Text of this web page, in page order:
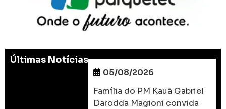
Últimas Notícias
05/08/2026
Família do PM Kauã Gabriel
Darodda Magioni convida